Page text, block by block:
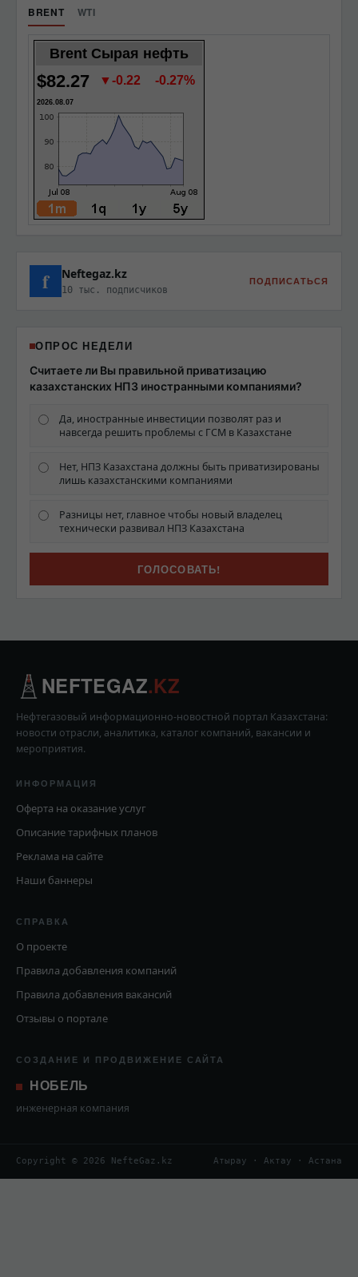
BRENT
WTI
Brent Сырая нефть
$82.27 ▼-0.22 -0.27%
2026.08.07
f Neftegaz.kz
10 тыс. подписчиков
ПОДПИСАТЬСЯ
ОПРОС НЕДЕЛИ
Считаете ли Вы правильной приватизацию
казахстанских НПЗ иностранными компаниями?
Да, иностранные инвестиции позволят раз и
навсегда решить проблемы с ГСМ в Казахстане
Нет, НПЗ Казахстана должны быть приватизированы
лишь казахстанскими компаниями
Разницы нет, главное чтобы новый владелец
технически развивал НПЗ Казахстана
NEFTEGAZ.KZ
Нефтегазовый информационно-новостной портал Казахстана:
новости отрасли, аналитика, каталог компаний, вакансии и
мероприятия.
ИНФОРМАЦИЯ
Оферта на оказание услуг
Описание тарифных планов
Реклама на сайте
Наши баннеры
СПРАВКА
О проекте
Правила добавления компаний
Правила добавления вакансий
Отзывы о портале
СОЗДАНИЕ И ПРОДВИЖЕНИЕ САЙТА
НОБЕЛЬ
инженерная компания
Copyright © 2026 NefteGaz.kz Атырау · Актау · Астана